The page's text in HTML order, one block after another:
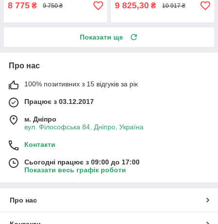
8 775 ₴ 9 750 ₴ 9 825,30 ₴ 10 917 ₴
Показати ще
Про нас
100% позитивних з 15 відгуків за рік
Працює з 03.12.2017
м. Дніпро
вул. Філософська 84, Дніпро, Україна
Контакти
Сьогодні працює з 09:00 до 17:00
Показати весь графік роботи
Про нас